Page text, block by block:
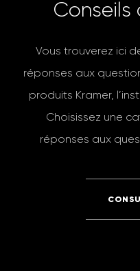
Conseils
Vous trouverez ici
réponses aux
produits Kramer,
Choisissez une
réponses aux